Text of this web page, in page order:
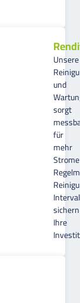
Unsere
und
sorgt
für
mehr
sichern
Ihre